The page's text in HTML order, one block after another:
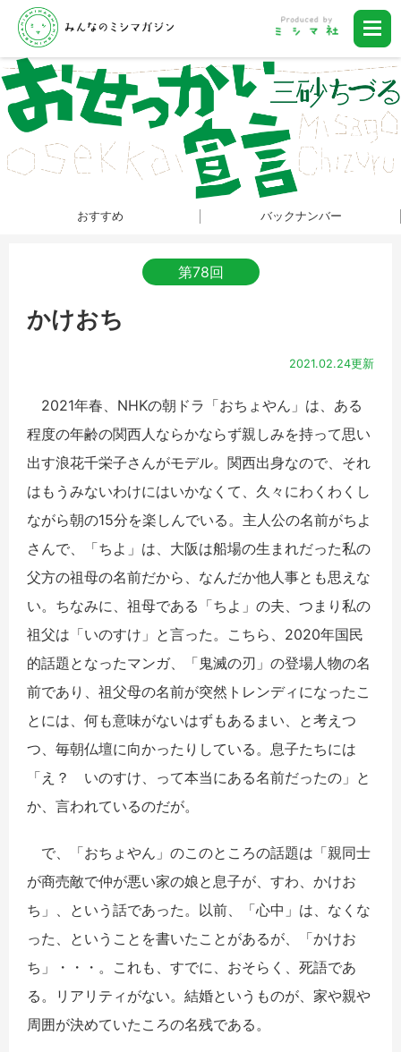
おすすめ バックナンバー
第78回
かけおち
2021.02.24更新
2021年春、NHKの朝ドラ「おちょやん」は、ある
程度の年齢の関西人ならかならず親しみを持って思い
出す浪花千栄子さんがモデル。関西出身なので、それ
はもうみないわけにはいかなくて、久々にわくわくし
ながら朝の15分を楽しんでいる。主人公の名前がちよ
さんで、「ちよ」は、大阪は船場の生まれだった私の
父方の祖母の名前だから、なんだか他人事とも思えな
い。ちなみに、祖母である「ちよ」の夫、つまり私の
祖父は「いのすけ」と言った。こちら、2020年国民
的話題となったマンガ、「鬼滅の刃」の登場人物の名
前であり、祖父母の名前が突然トレンディになったこ
とには、何も意味がないはずもあるまい、と考えつ
つ、毎朝仏壇に向かったりしている。息子たちには
「え？ いのすけ、って本当にある名前だったの」と
か、言われているのだが。
で、「おちょやん」のこのところの話題は「親同士
が商売敵で仲が悪い家の娘と息子が、すわ、かけお
ち」、という話であった。以前、「心中」は、なくな
った、ということを書いたことがあるが、「かけお
ち」・・・。これも、すでに、おそらく、死語であ
る。リアリティがない。結婚というものが、家や親や
周囲が決めていたころの名残である。